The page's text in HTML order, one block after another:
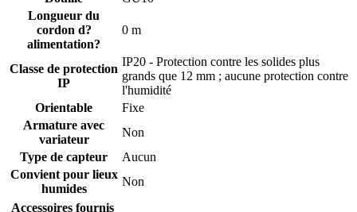
Longueur du
cordon d?
alimentation?
0 m
Classe de protection
IP
IP20 - Protection contre les solides plus
grands que 12 mm ; aucune protection contre
l'humidité
Orientable
Fixe
Armature avec
variateur
Non
Type de capteur
Aucun
Convient pour lieux
humides
Non
Accessoires fournis